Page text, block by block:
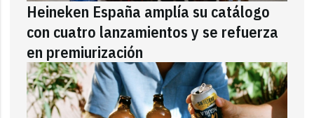
Heineken España amplía su catálogo
con cuatro lanzamientos y se refuerza
en premiurización